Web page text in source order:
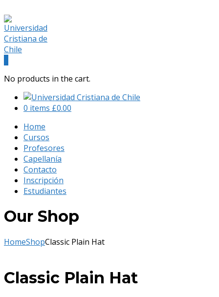
Facebook
Profile
Instagram
Profile
No products in the cart.
0 items £0.00
Home
Cursos
Profesores
Capellanía
Contacto
Inscripción
Estudiantes
Our Shop
HomeShopClassic Plain Hat
Classic Plain Hat